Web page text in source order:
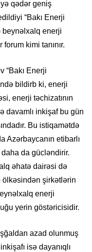
qədər geniş
“Bakı Enerji
beynəlxalq enerji
kimi tanınır.
“Bakı Enerji
bildirb ki, enerji
enerji təchizatının
davamlı inkişaf bu gün
Bu istiqamətdə
Azərbaycanın etibarlı
da gücləndirir.
əhatə dairəsi də
ölkəsindən şirkətlərin
enerji
yerin göstəricisidir.
azad olunmuş
isə dayanıqlı